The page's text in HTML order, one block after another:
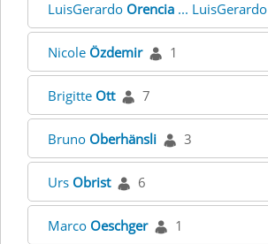
LuisGerardo Orencia ... LuisGerardo
Nicole Özdemir 1
Brigitte Ott 7
Bruno Oberhänsli 3
Urs Obrist 6
Marco Oeschger 1